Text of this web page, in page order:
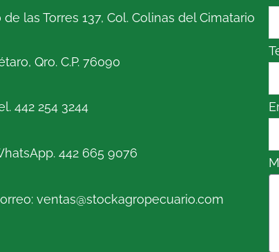
de las Torres 137, Col. Colinas del Cimatario
Qro. C.P. 76090
442 254 3244
442 665 9076
ventas@stockagropecuario.com